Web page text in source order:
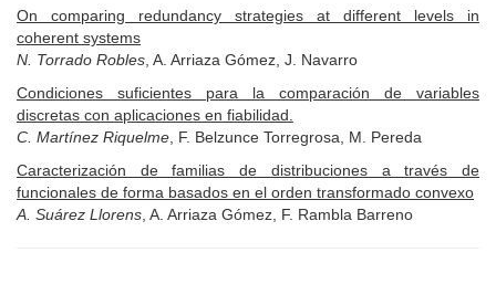
On comparing redundancy strategies at different levels in
coherent systems
N. Torrado Robles , A. Arriaza Gómez, J. Navarro
Condiciones suficientes para la comparación de variables
discretas con aplicaciones en fiabilidad.
C. Martínez Riquelme , F. Belzunce Torregrosa, M. Pereda
Caracterización de familias de distribuciones a través de
funcionales de forma basados en el orden transformado convexo
A. Suárez Llorens , A. Arriaza Gómez, F. Rambla Barreno